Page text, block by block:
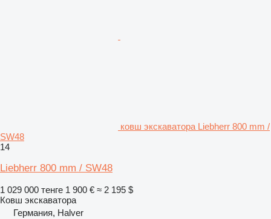
ковш экскаватора Liebherr 800 mm /
SW48
14
Liebherr 800 mm / SW48
1 029 000 тенге 1 900 € ≈ 2 195 $
Ковш экскаватора
Германия, Halver